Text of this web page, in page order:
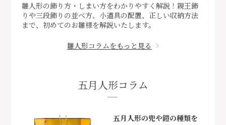
雛人形の飾り方・しまい方をわかりやすく解説！親王飾
りや三段飾りの並べ方、小道具の配置、正しい収納方法
まで、初めてのお雛様を解説いたします。
雛人形コラムをもっと見る
五月人形コラム
五月人形の兜や鎧の種類を